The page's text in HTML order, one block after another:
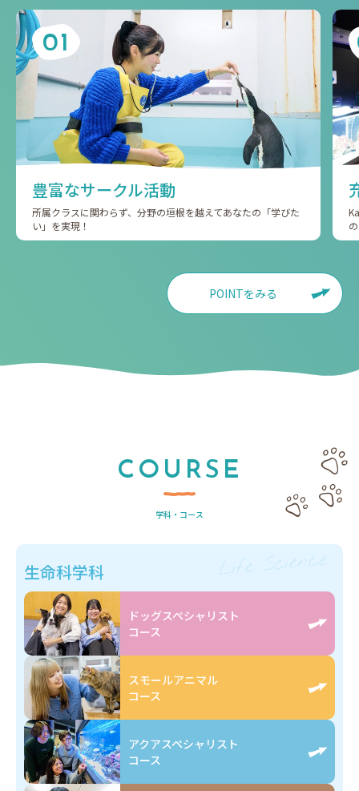
01
豊富なサークル活動
所属クラスに関わらず、分野の垣根を越えてあなたの「学びた
い」を実現！
POINTをみる
COURSE
学科・コース
生命科学科 Life Science
ドッグスペシャリスト
コース
スモールアニマル
コース
アクアスペシャリスト
コース